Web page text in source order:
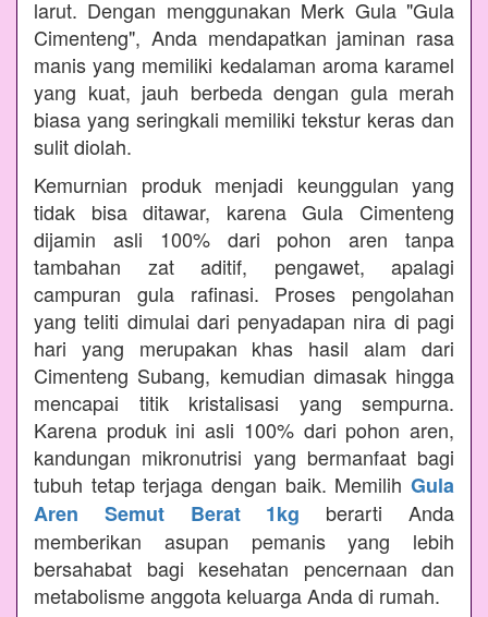
larut. Dengan menggunakan Merk Gula "Gula
Cimenteng", Anda mendapatkan jaminan rasa
manis yang memiliki kedalaman aroma karamel
yang kuat, jauh berbeda dengan gula merah
biasa yang seringkali memiliki tekstur keras dan
sulit diolah.
Kemurnian produk menjadi keunggulan yang
tidak bisa ditawar, karena Gula Cimenteng
dijamin asli 100% dari pohon aren tanpa
tambahan zat aditif, pengawet, apalagi
campuran gula rafinasi. Proses pengolahan
yang teliti dimulai dari penyadapan nira di pagi
hari yang merupakan khas hasil alam dari
Cimenteng Subang, kemudian dimasak hingga
mencapai titik kristalisasi yang sempurna.
Karena produk ini asli 100% dari pohon aren,
kandungan mikronutrisi yang bermanfaat bagi
tubuh tetap terjaga dengan baik. Memilih Gula
Aren Semut Berat 1kg berarti Anda
memberikan asupan pemanis yang lebih
bersahabat bagi kesehatan pencernaan dan
metabolisme anggota keluarga Anda di rumah.